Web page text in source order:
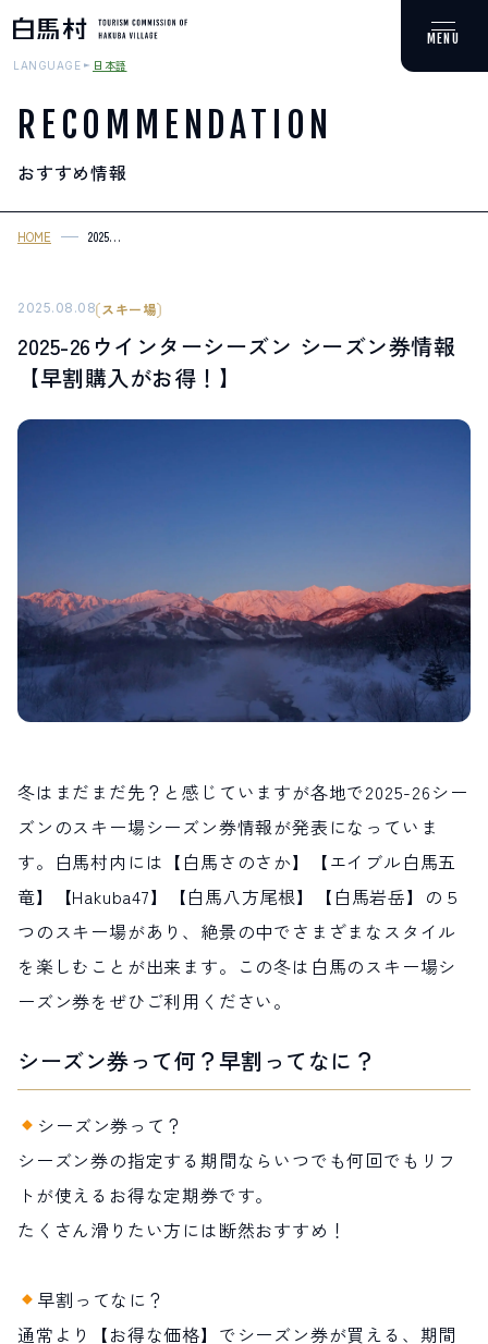
MOUNTAIN & TREKKING
登山・トレッキング
スキー場
HOT SPRING
温泉
お問い合わせ LINEで友だちになる
白馬村観光局インフォメーション
399-9301 長野県北安曇郡白馬村北城5497
おすすめ情報
ABOUT HAKUBA
白馬村について
EVENTS
イベント情報
INFORMATION
お知らせ
MEISTER TOUR
マイスターツアー
STAY
宿泊施設
ACTIVITIES
アクティビティー
HAKUBA ORIGINAL NORWAY VILLAGE
白馬村の季節 塩の道
FURUSATO TAX
ふるさと納税
サイト内検索
検索する
白馬村までのアクセス
白馬村内の交通情報
プライバシーポリシー
利用規約
LANGUAGE 日本語
RECOMMENDATION
おすすめ情報
HOME
2025
2025.08.08 スキー場
2025-26ウインターシーズン シーズン券情報
【早割購入がお得！】
冬はまだまだ先？と感じていますが各地で2025-26シー
ズンのスキー場シーズン券情報が発表になっていま
す。白馬村内には【白馬さのさか】【エイブル白馬五
竜】【Hakuba47】【白馬八方尾根】【白馬岩岳】の５
つのスキー場があり、絶景の中でさまざまなスタイル
を楽しむことが出来ます。この冬は白馬のスキー場シ
ーズン券をぜひご利用ください。
シーズン券って何？早割ってなに？
シーズン券って？
シーズン券の指定する期間ならいつでも何回でもリフ
トが使えるお得な定期券です。
たくさん滑りたい方には断然おすすめ！
早割ってなに？
通常より【お得な価格】でシーズン券が買える、期間